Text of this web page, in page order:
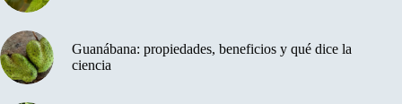
Guanábana: propiedades, beneficios y qué dice la
ciencia